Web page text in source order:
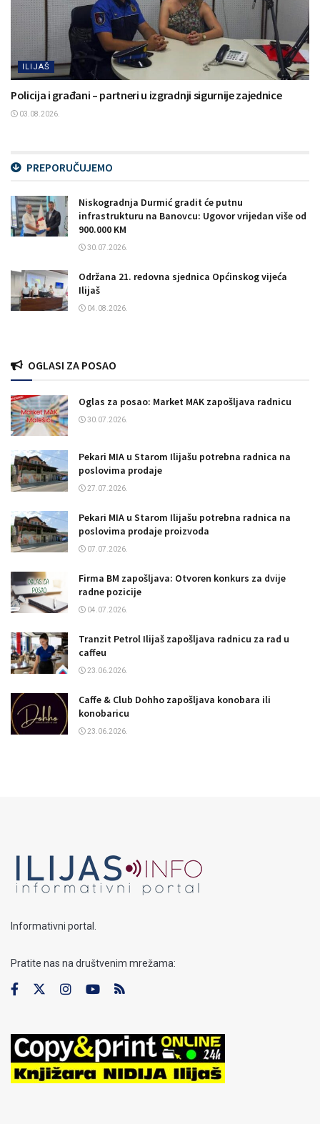
ILIJAŠ
Policija i građani – partneri u izgradnji sigurnije zajednice
03.08.2026.
PREPORUČUJEMO
Niskogradnja Durmić gradit će putnu
infrastrukturu na Banovcu: Ugovor vrijedan više od
900.000 KM
30.07.2026.
Održana 21. redovna sjednica Općinskog vijeća
Ilijaš
04.08.2026.
OGLASI ZA POSAO
Oglas za posao: Market MAK zapošljava radnicu
30.07.2026.
Pekari MIA u Starom Ilijašu potrebna radnica na
poslovima prodaje
27.07.2026.
Pekari MIA u Starom Ilijašu potrebna radnica na
poslovima prodaje proizvoda
07.07.2026.
Firma BM zapošljava: Otvoren konkurs za dvije
radne pozicije
04.07.2026.
Tranzit Petrol Ilijaš zapošljava radnicu za rad u
caffeu
23.06.2026.
Caffe & Club Dohho zapošljava konobara ili
konobaricu
23.06.2026.
Informativni portal.
Pratite nas na društvenim mrežama: